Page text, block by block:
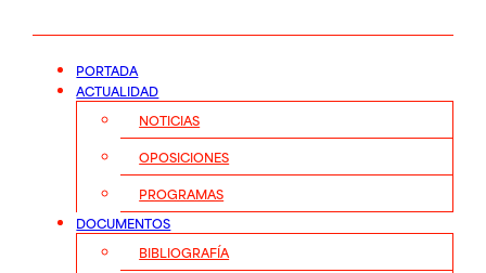
PORTADA
ACTUALIDAD
NOTICIAS
OPOSICIONES
PROGRAMAS
DOCUMENTOS
BIBLIOGRAFÍA